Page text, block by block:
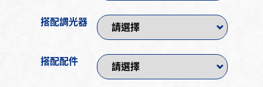
搭配調光器
搭配配件